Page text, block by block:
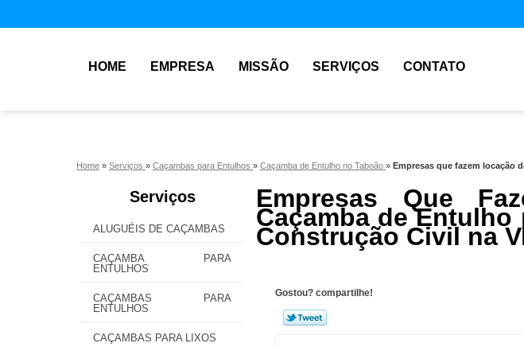
HOME EMPRESA MISSÃO SERVIÇOS CONTATO
Home » Serviços » Caçambas para Entulhos » Caçamba de Entulho no Taboão » Empresas que fazem locação
Serviços
ALUGUÉIS DE CAÇAMBAS
CAÇAMBA PARA
ENTULHOS
CAÇAMBAS PARA
ENTULHOS
CAÇAMBAS PARA LIXOS
Empresas Que
Caçamba de Entulho
Construção Civil na
Gostou? compartilhe!